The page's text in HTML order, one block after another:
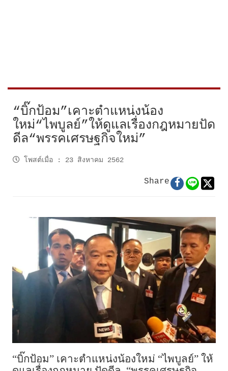
“บิ๊กป้อม”เคาะตำแหน่งน้อง
ใหม่“ไพบูลย์”ให้ดูแลเรื่องกฎหมายปัด
ดีล“พรรคเศรษฐกิจใหม่”
โพสต์เมื่อ : 23 สิงหาคม 2562
Share
“บิ๊กป้อม” เคาะตำแหน่งน้องใหม่ “ไพบูลย์” ให้